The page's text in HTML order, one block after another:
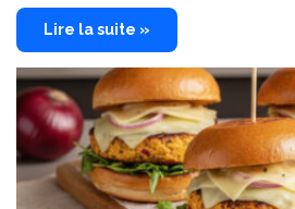
Lire la suite »